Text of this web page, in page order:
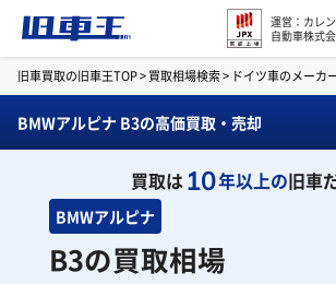
運営：カレ
自動車株式
旧車買取の旧車王TOP>買取相場検索> ドイツ車のメーカ
BMWアルピナ B3の高価買取・売却
買取は10年以上の旧車
BMWアルピナ
B3の買取相場